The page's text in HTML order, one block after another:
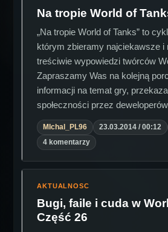
Na tropie World of
„Na tropie World of Tanks” to
którym zbieramy najciekawsze i
treściwie wypowiedzi twórców
Zapraszamy Was na kolejną
informacji na temat gry,
społeczności przez
MIchal_PL96 23.03.2014 / 00:12
4 komentarzy
AKTUALNOSC
Bugi, faile i cuda w
Część 26